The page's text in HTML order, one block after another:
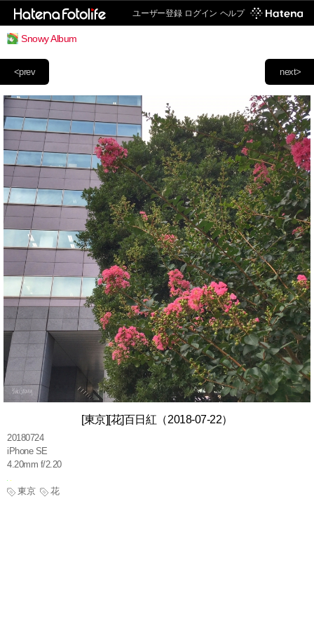
ユーザー登録 ログイン ヘルプ
Snowy Album
next>
<prev
[東京][花]百日紅（2018-07-22）
20180724
iPhone SE
4.20mm f/2.20
東京 花